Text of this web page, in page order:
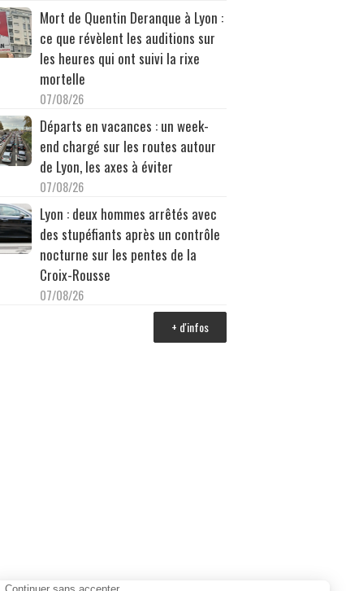
Mort de Quentin Deranque à Lyon :
ce que révèlent les auditions sur
les heures qui ont suivi la rixe
mortelle
07/08/26
Départs en vacances : un week-
end chargé sur les routes autour
de Lyon, les axes à éviter
07/08/26
Lyon : deux hommes arrêtés avec
des stupéfiants après un contrôle
nocturne sur les pentes de la
Croix-Rousse
07/08/26
+ d'infos